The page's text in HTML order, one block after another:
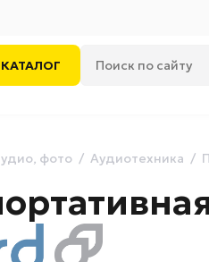
КАТАЛОГ
фото Аудиотехника